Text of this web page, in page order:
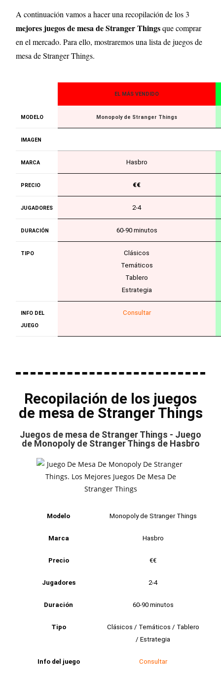
A continuación vamos a hacer una recopilación de los 3
mejores juegos de mesa de Stranger Thingsque comprar
en el mercado. Para ello, mostraremos una lista de juegos de
mesa de Stranger Things.
EL MÁS VENDIDO
MODELO Monopoly de Stranger Things
IMAGEN
MARCA Hasbro
PRECIO €€
JUGADORES 2-4
DURACIÓN 60-90 minutos
TIPO
Clásicos
Temáticos
Tablero
Estrategia
INFO DEL
JUEGO
Consultar
Recopilación de los juegos
de mesa de Stranger Things
Juegos de mesa de Stranger Things - Juego
de Monopoly de Stranger Things de Hasbro
Modelo Monopoly de Stranger Things
Marca Hasbro
Precio €€
Jugadores 2-4
Duración 60-90 minutos
Tipo
Clásicos / Temáticos / Tablero
/ Estrategia
Info del juego Consultar